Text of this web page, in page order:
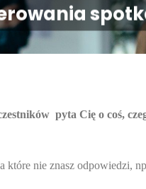
pyta Cię o coś,
które nie znasz odpowiedzi,